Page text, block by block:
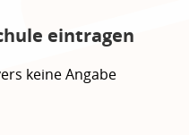
eintragen
keine Angabe